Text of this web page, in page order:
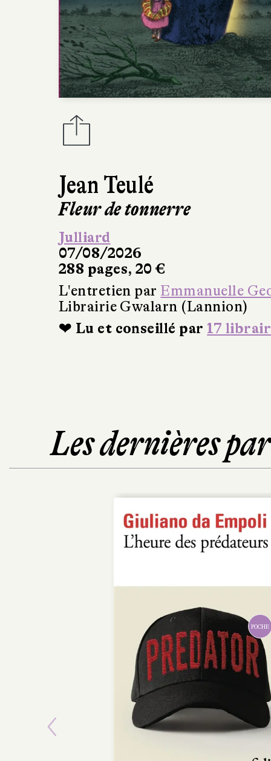
Jean Teulé
Fleur de tonnerre
Julliard
07/08/2026
288 pages, 20 €
L'entretien parEmmanuelle
Librairie Gwalarn (Lannion)
❤ Lu et conseillé par 17
Les dernières
POCHE
Previous